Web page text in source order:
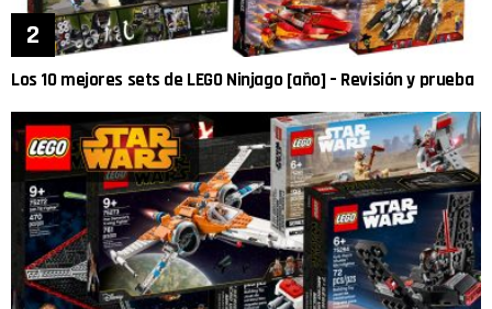
Los 10 mejores sets de LEGO Ninjago [año] – Revisión y prueba